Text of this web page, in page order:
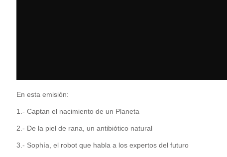
En esta emisión:
1.- Captan el nacimiento de un Planeta
2.- De la piel de rana, un antibiótico natural
3.- Sophía, el robot que habla a los expertos del futuro